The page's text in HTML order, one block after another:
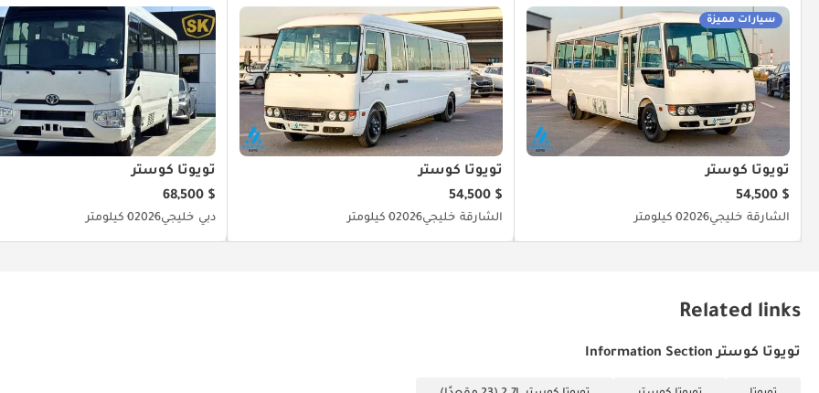
سيارات مميزة
تويوتا كوستر
$ 54,500
الشارقة خليجي20260 كيلومتر
تويوتا كوستر
$ 54,500
الشارقة خليجي20260 كيلومتر
تويوتا كوستر
$ 68,500
دبي خليجي20260 كيلومتر
Related links
تويوتا كوستر Information Section